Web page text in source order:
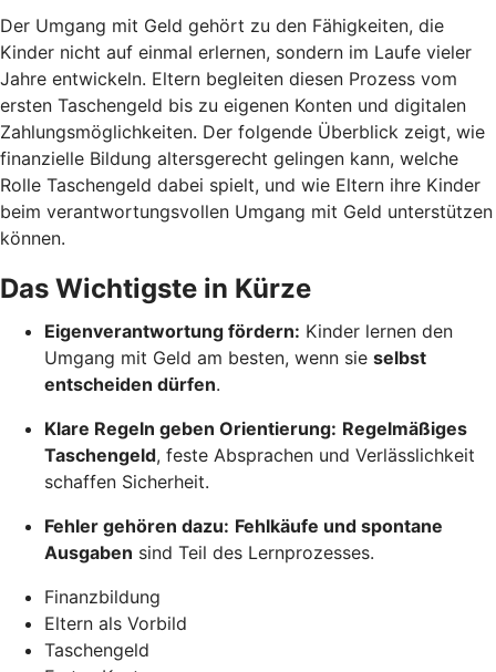
Der Umgang mit Geld gehört zu den Fähigkeiten, die
Kinder nicht auf einmal erlernen, sondern im Laufe vieler
Jahre entwickeln. Eltern begleiten diesen Prozess vom
ersten Taschengeld bis zu eigenen Konten und digitalen
Zahlungsmöglichkeiten. Der folgende Überblick zeigt, wie
finanzielle Bildung altersgerecht gelingen kann, welche
Rolle Taschengeld dabei spielt, und wie Eltern ihre Kinder
beim verantwortungsvollen Umgang mit Geld unterstützen
können.
Das Wichtigste in Kürze
Eigenverantwortung fördern: Kinder lernen den
Umgang mit Geld am besten, wenn sie selbst
entscheiden dürfen.
Klare Regeln geben Orientierung: Regelmäßiges
Taschengeld, feste Absprachen und Verlässlichkeit
schaffen Sicherheit.
Fehler gehören dazu: Fehlkäufe und spontane
Ausgaben sind Teil des Lernprozesses.
Finanzbildung
Eltern als Vorbild
Taschengeld